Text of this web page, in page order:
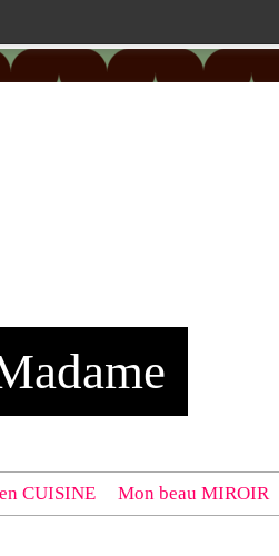
CUISINE Mon beau MIROIR